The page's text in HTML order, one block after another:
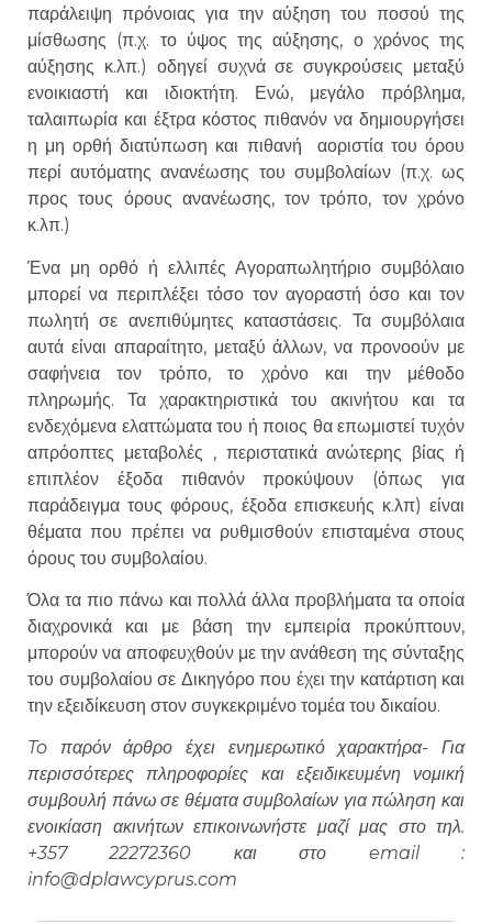
παράλειψη πρόνοιας για την αύξηση του ποσού της
μίσθωσης (π.χ. το ύψος της αύξησης, ο χρόνος της
αύξησης κ.λπ.) οδηγεί συχνά σε συγκρούσεις μεταξύ
ενοικιαστή και ιδιοκτήτη. Ενώ, μεγάλο πρόβλημα,
ταλαιπωρία και έξτρα κόστος πιθανόν να δημιουργήσει
η μη ορθή διατύπωση και πιθανή αοριστία του όρου
περί αυτόματης ανανέωσης του συμβολαίων (π.χ. ως
προς τους όρους ανανέωσης, τον τρόπο, τον χρόνο
κ.λπ.)
Ένα μη ορθό ή ελλιπές Αγοραπωλητήριο συμβόλαιο
μπορεί να περιπλέξει τόσο τον αγοραστή όσο και τον
πωλητή σε ανεπιθύμητες καταστάσεις. Τα συμβόλαια
αυτά είναι απαραίτητο, μεταξύ άλλων, να προνοούν με
σαφήνεια τον τρόπο, το χρόνο και την μέθοδο
πληρωμής. Τα χαρακτηριστικά του ακινήτου και τα
ενδεχόμενα ελαττώματα του ή ποιος θα επωμιστεί τυχόν
απρόοπτες μεταβολές , περιστατικά ανώτερης βίας ή
επιπλέον έξοδα πιθανόν προκύψουν (όπως για
παράδειγμα τους φόρους, έξοδα επισκευής κ.λπ) είναι
θέματα που πρέπει να ρυθμισθούν επισταμένα στους
όρους του συμβολαίου.
Όλα τα πιο πάνω και πολλά άλλα προβλήματα τα οποία
διαχρονικά και με βάση την εμπειρία προκύπτουν,
μπορούν να αποφευχθούν με την ανάθεση της σύνταξης
του συμβολαίου σε Δικηγόρο που έχει την κατάρτιση και
την εξειδίκευση στον συγκεκριμένο τομέα του δικαίου.
To παρόν άρθρο έχει ενημερωτικό χαρακτήρα- Για
περισσότερες πληροφορίες και εξειδικευμένη νομική
συμβουλή πάνω σε θέματα συμβολαίων για πώληση και
ενοικίαση ακινήτων επικοινωνήστε μαζί μας στο τηλ.
+357 22272360 και στο email :
info@dplawcyprus.com